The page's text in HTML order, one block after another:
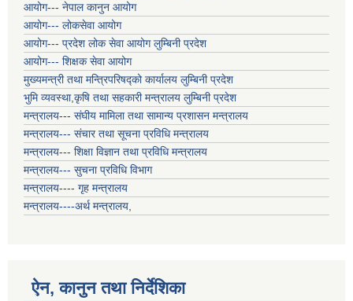
आयोग--- नेपाल कानुन आयोग
आयोग--- लोकसेवा आयोग
आयोग--- प्रदेश लोक सेवा आयोग लुम्बिनी प्रदेश
आयोग--- शिक्षक सेवा आयोग
मुख्यमन्त्री तथा मन्त्रिपरिषद्को कार्यालय लुम्बिनी प्रदेश
भुमि व्यवस्था,कृषि तथा सहकारी मन्त्रालय लुम्बिनी प्रदेश
मन्त्रालय--- संघीय मामिला तथा सामान्य प्रशासन मन्त्रालय
मन्त्रालय--- संचार तथा सूचना प्रविधि मन्त्रालय
मन्त्रालय--- शिक्षा विज्ञान तथा प्रविधि मन्त्रालय
मन्त्रालय--- सुचना प्रविधि विभाग
मन्त्रालय---- गृह मन्त्रालय
मन्त्रालय----अर्थ मन्त्रालय,
ऐन, कानुन तथा निर्देशिका